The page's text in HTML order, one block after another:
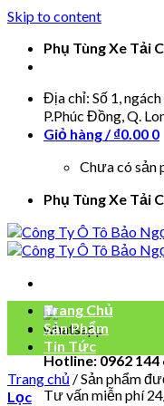
Skip to content
Phụ Tùng Xe Tải
Địa chỉ: Số 1,
P.Phúc Đồng, Q.
Giỏ hàng /₫0.00 0
Chưa có sản
Phụ Tùng Xe Tải
Hotline: 0962 144
Tư vấn miễn phí
Trang Chủ
Sản Phẩm
Tin Tức
Trang chủ /Sản phẩm
Lọc